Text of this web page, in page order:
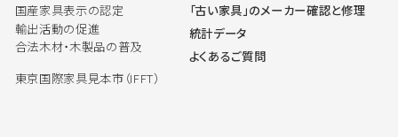
国産家具表示の認定
輸出活動の促進
合法木材・木製品の普及
東京国際家具見本市（IFFT）
「古い家具」のメーカー確認と修理
統計データ
よくあるご質問